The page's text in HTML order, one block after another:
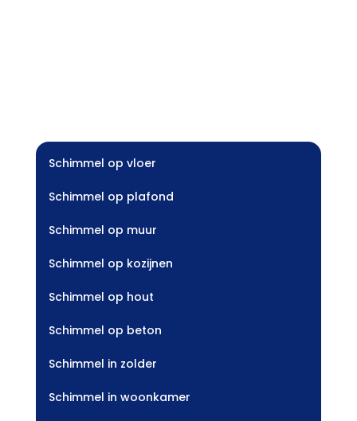
Schimmel op vloer
Schimmel op plafond
Schimmel op muur
Schimmel op kozijnen
Schimmel op hout
Schimmel op beton
Schimmel in zolder
Schimmel in woonkamer